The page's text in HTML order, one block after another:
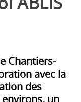
Chantiers-
avec la
des
un